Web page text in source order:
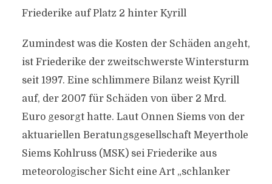
Friederike auf Platz 2 hinter Kyrill
Zumindest was die Kosten der Schäden angeht,
ist Friederike der zweitschwerste Wintersturm
seit 1997. Eine schlimmere Bilanz weist Kyrill
auf, der 2007 für Schäden von über 2 Mrd.
Euro gesorgt hatte. Laut Onnen Siems von der
aktuariellen Beratungsgesellschaft Meyerthole
Siems Kohlruss (MSK) sei Friederike aus
meteorologischer Sicht eine Art „schlanker